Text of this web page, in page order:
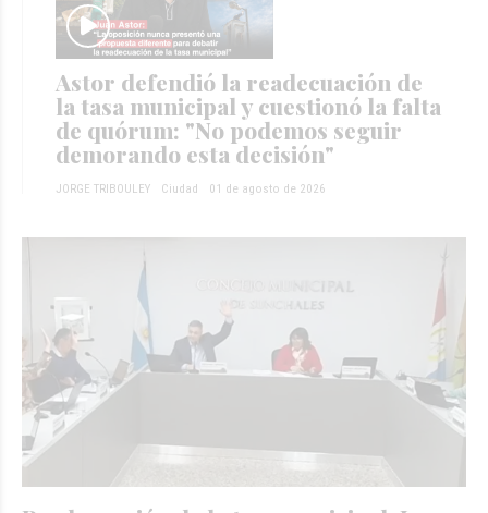
Astor defendió la readecuación de
la tasa municipal y cuestionó la falta
de quórum: "No podemos seguir
demorando esta decisión"
JORGE TRIBOULEY Ciudad 01 de agosto de 2026